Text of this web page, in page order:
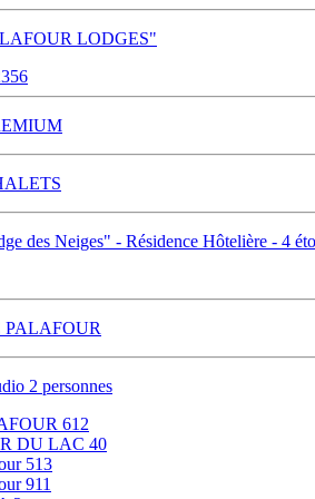
LODGES"
des Neiges" - Résidence Hôtelière - 4
PALAFOUR
2 personnes
612
DU LAC 40
513
911